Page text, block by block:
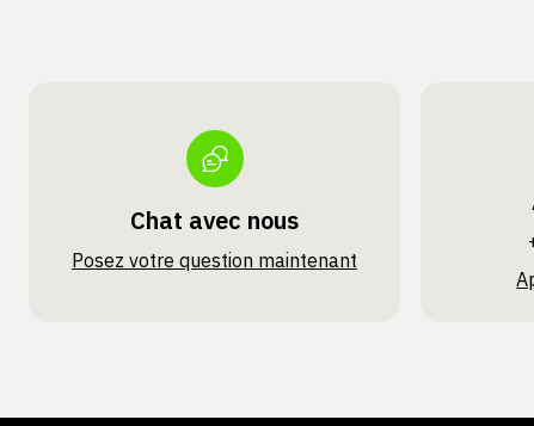
Chat avec nous
Posez votre question maintenant